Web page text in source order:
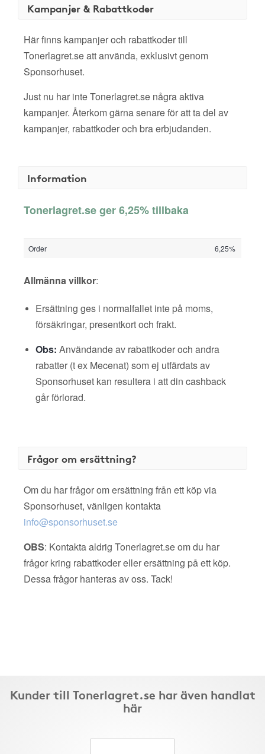
Kampanjer & Rabattkoder
Här finns kampanjer och rabattkoder till
Tonerlagret.se att använda, exklusivt genom
Sponsorhuset.
Just nu har inte Tonerlagret.se några aktiva
kampanjer. Återkom gärna senare för att ta del av
kampanjer, rabattkoder och bra erbjudanden.
Information
Tonerlagret.se ger 6,25% tillbaka
Order 6,25%
Allmänna villkor:
Ersättning ges i normalfallet inte på moms,
försäkringar, presentkort och frakt.
Obs: Användande av rabattkoder och andra
rabatter (t ex Mecenat) som ej utfärdats av
Sponsorhuset kan resultera i att din cashback
går förlorad.
Frågor om ersättning?
Om du har frågor om ersättning från ett köp via
Sponsorhuset, vänligen kontakta
info@sponsorhuset.se
OBS: Kontakta aldrig Tonerlagret.se om du har
frågor kring rabattkoder eller ersättning på ett köp.
Dessa frågor hanteras av oss. Tack!
Kunder till Tonerlagret.se har även handlat
här